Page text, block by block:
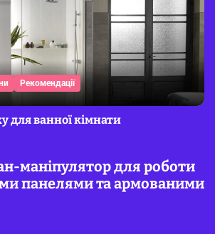
Рекомендації
для ванної кімнати
маніпулятор для роботи
панелями та армованими